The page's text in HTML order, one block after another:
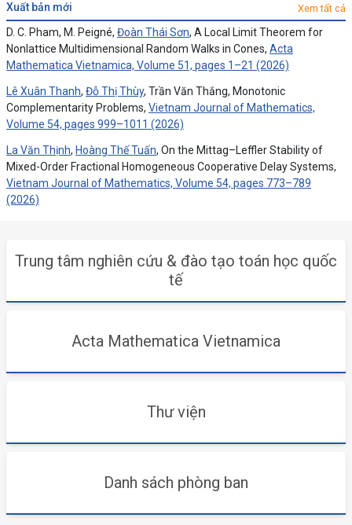
xuất bản mới Xem tất cả
D. C. Pham, M. Peigné, Đoàn Thái Sơn, A Local Limit Theorem for
Nonlattice Multidimensional Random Walks in Cones, Acta
Mathematica Vietnamica, Volume 51, pages 1–21 (2026)
Lê Xuân Thanh, Đỗ Thị Thùy, Trần Văn Thắng, Monotonic
Complementarity Problems, Vietnam Journal of Mathematics,
Volume 54, pages 999–1011 (2026)
La Văn Thịnh, Hoàng Thế Tuấn, On the Mittag–Leffler Stability of
Mixed-Order Fractional Homogeneous Cooperative Delay Systems,
Vietnam Journal of Mathematics, Volume 54, pages 773–789
(2026)
Trung tâm nghiên cứu & đào tạo toán học quốc
tế
Acta Mathematica Vietnamica
Thư viện
Danh sách phòng ban